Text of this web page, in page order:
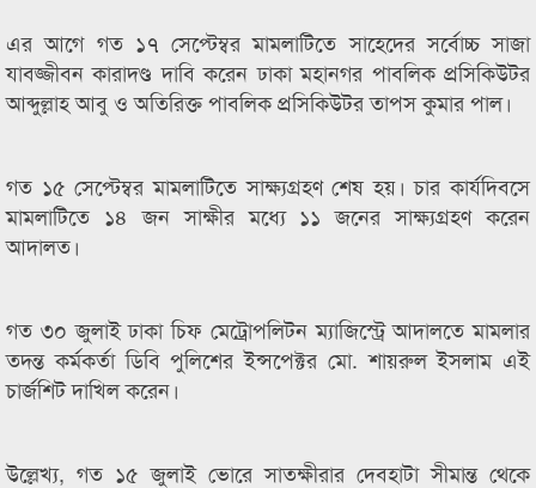
এর আগে গত ১৭ সেপ্টেম্বর মামলাটিতে সাহেদের সর্বোচ্চ সাজা
যাবজ্জীবন কারাদণ্ড দাবি করেন ঢাকা মহানগর পাবলিক প্রসিকিউটর
আব্দুল্লাহ আবু ও অতিরিক্ত পাবলিক প্রসিকিউটর তাপস কুমার পাল।
গত ১৫ সেপ্টেম্বর মামলাটিতে সাক্ষ্যগ্রহণ শেষ হয়। চার কার্যদিবসে
মামলাটিতে ১৪ জন সাক্ষীর মধ্যে ১১ জনের সাক্ষ্যগ্রহণ করেন
আদালত।
গত ৩০ জুলাই ঢাকা চিফ মেট্রোপলিটন ম্যাজিস্ট্রে আদালতে মামলার
তদন্ত কর্মকর্তা ডিবি পুলিশের ইন্সপেক্টর মো. শায়রুল ইসলাম এই
চার্জশিট দাখিল করেন।
উল্লেখ্য, গত ১৫ জুলাই ভোরে সাতক্ষীরার দেবহাটা সীমান্ত থেকে